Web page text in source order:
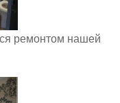
ремонтом нашей